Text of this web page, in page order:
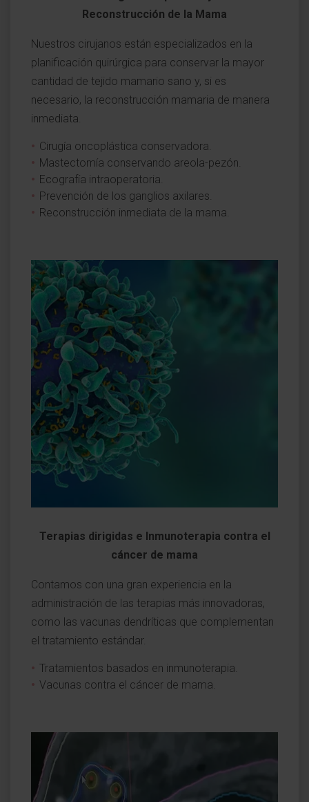
Reconstrucción de la Mama
Nuestros cirujanos están especializados en la
planificación quirúrgica para conservar la mayor
cantidad de tejido mamario sano y, si es
necesario, la reconstrucción mamaria de manera
inmediata.
Cirugía oncoplástica conservadora.
Mastectomía conservando areola-pezón.
Ecografía intraoperatoria.
Prevención de los ganglios axilares.
Reconstrucción inmediata de la mama.
Terapias dirigidas e Inmunoterapia contra el
cáncer de mama
Contamos con una gran experiencia en la
administración de las terapias más innovadoras,
como las vacunas dendríticas que complementan
el tratamiento estándar.
Tratamientos basados en inmunoterapia.
Vacunas contra el cáncer de mama.